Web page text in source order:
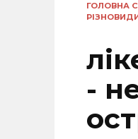
ГОЛОВНА
-